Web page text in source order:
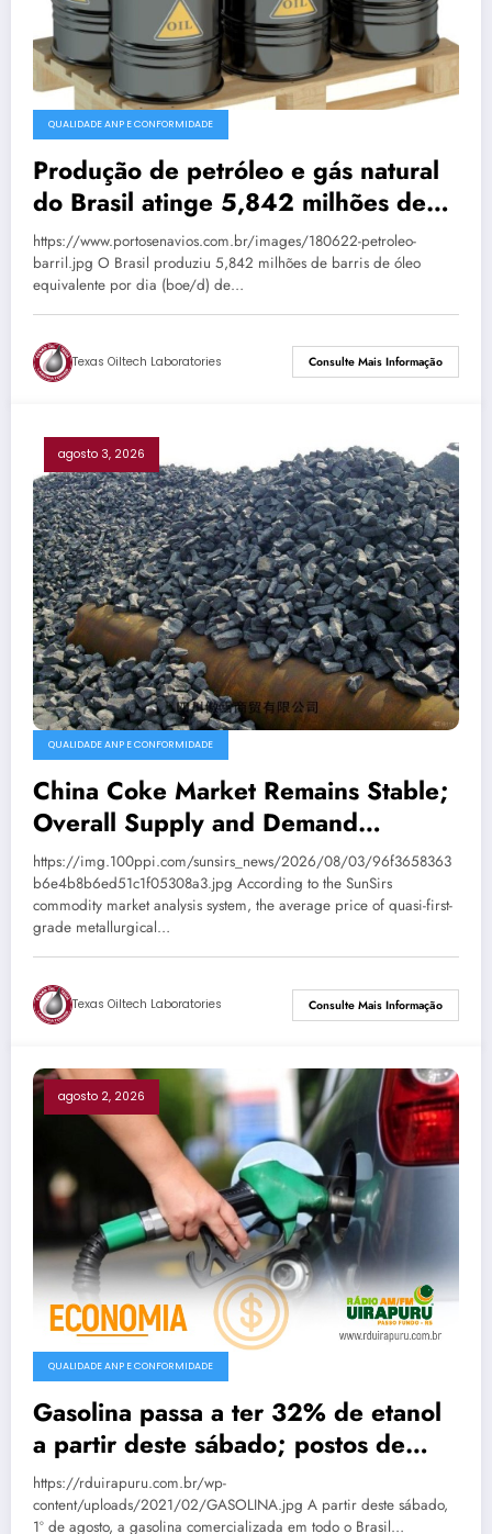
QUALIDADE ANP E CONFORMIDADE
Produção de petróleo e gás natural
do Brasil atinge 5,842 milhões de
boe/d em junho
https://www.portosenavios.com.br/images/180622-petroleo-
barril.jpg O Brasil produziu 5,842 milhões de barris de óleo
equivalente por dia (boe/d) de…
Texas Oiltech Laboratories Consulte Mais Informação
agosto 3, 2026
QUALIDADE ANP E CONFORMIDADE
China Coke Market Remains Stable;
Overall Supply and Demand
Balanced
https://img.100ppi.com/sunsirs_news/2026/08/03/96f3658363
b6e4b8b6ed51c1f05308a3.jpg According to the SunSirs
commodity market analysis system, the average price of quasi-first-
grade metallurgical…
Texas Oiltech Laboratories Consulte Mais Informação
agosto 2, 2026
QUALIDADE ANP E CONFORMIDADE
Gasolina passa a ter 32% de etanol
a partir deste sábado; postos de
Passo Fundo já aguardam nova
composição
https://rduirapuru.com.br/wp-
content/uploads/2021/02/GASOLINA.jpg A partir deste sábado,
1º de agosto, a gasolina comercializada em todo o Brasil…